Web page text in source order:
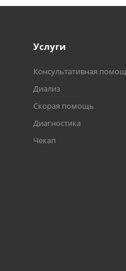
Услуги
Консультативная
Диализ
Скорая помощь
Диагностика
Чекап